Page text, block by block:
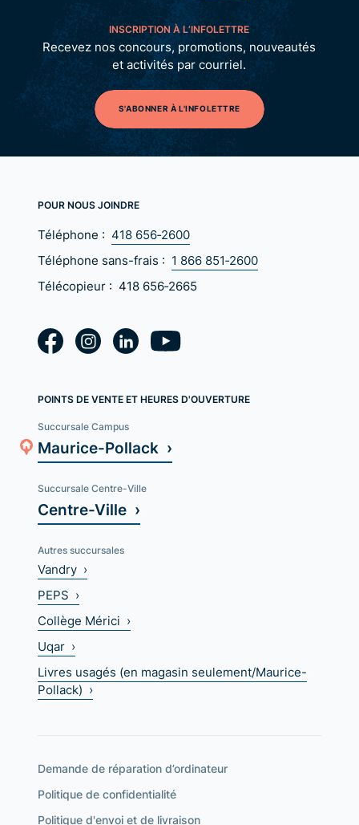
INSCRIPTION À L’INFOLETTRE
Recevez nos concours, promotions, nouveautés
et activités par courriel.
S'ABONNER À L'INFOLETTRE
POUR NOUS JOINDRE
Téléphone : 418 656‑2600
Téléphone sans-frais : 1 866 851‑2600
Télécopieur : 418 656‑2665
POINTS DE VENTE ET HEURES D'OUVERTURE
Succursale Campus
Maurice-Pollack ›
Succursale Centre-Ville
Centre-Ville ›
Autres succursales
Vandry ›
PEPS ›
Collège Mérici ›
Uqar ›
Livres usagés (en magasin seulement/Maurice-
Pollack) ›
Demande de réparation d’ordinateur
Politique de confidentialité
Politique d'envoi et de livraison